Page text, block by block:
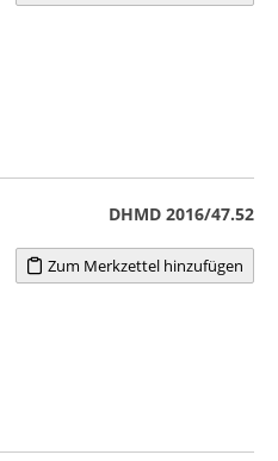
DHMD 2016/47.52
Zum Merkzettel hinzufügen